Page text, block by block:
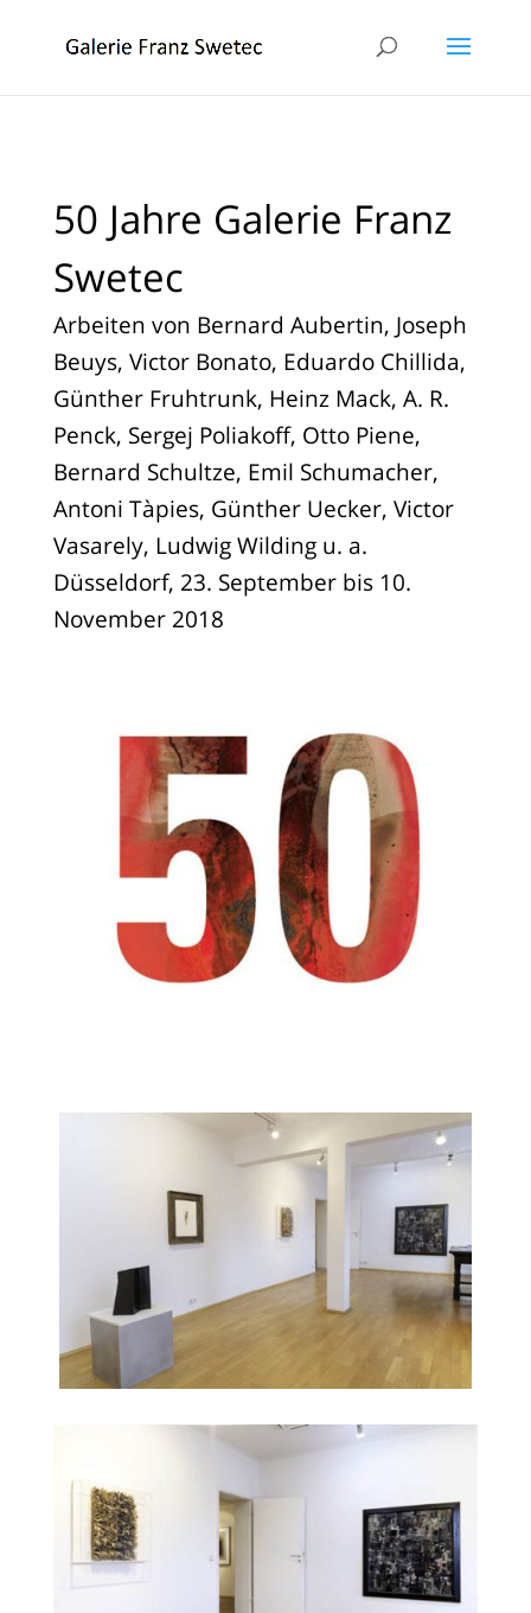
50 Jahre Galerie Franz
Swetec
Arbeiten von Bernard Aubertin, Joseph
Beuys, Victor Bonato, Eduardo Chillida,
Günther Fruhtrunk, Heinz Mack, A. R.
Penck, Sergej Poliakoff, Otto Piene,
Bernard Schultze, Emil Schumacher,
Antoni Tàpies, Günther Uecker, Victor
Vasarely, Ludwig Wilding u. a.
Düsseldorf, 23. September bis 10.
November 2018